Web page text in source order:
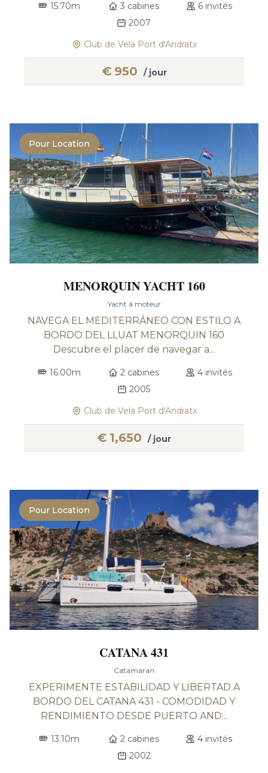
15.70m 3 cabines
6 invités
2007
Club de Vela Port d'Andratx
€ 950 / jour
Pour Location
MENORQUIN YACHT 160
Yacht à moteur
NAVEGA EL MEDITERRÁNEO CON ESTILO A
BORDO DEL LLUAT MENORQUIN 160
Descubre el placer de navegar a...
16.00m 2 cabines
4 invités
2005
Club de Vela Port d'Andratx
€ 1,650 / jour
Pour Location
CATANA 431
Catamaran
EXPERIMENTE ESTABILIDAD Y LIBERTAD A
BORDO DEL CATANA 431 - COMODIDAD Y
RENDIMIENTO DESDE PUERTO AND...
13.10m 2 cabines
4 invités
2002